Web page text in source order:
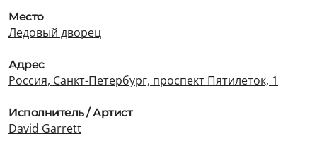
Место
Ледовый дворец
Адрес
Россия, Санкт-Петербург, проспект Пятилеток, 1
Исполнитель / Артист
David Garrett